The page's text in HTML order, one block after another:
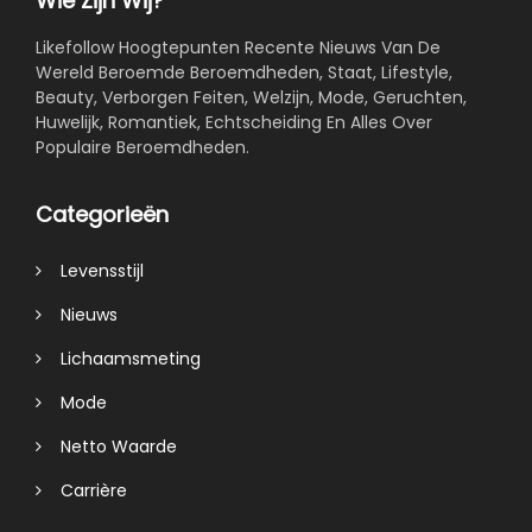
Likefollow Hoogtepunten Recente Nieuws Van De
Wereld Beroemde Beroemdheden, Staat, Lifestyle,
Beauty, Verborgen Feiten, Welzijn, Mode, Geruchten,
Huwelijk, Romantiek, Echtscheiding En Alles Over
Populaire Beroemdheden.
Categorieën
Levensstijl
Nieuws
Lichaamsmeting
Mode
Netto Waarde
Carrière